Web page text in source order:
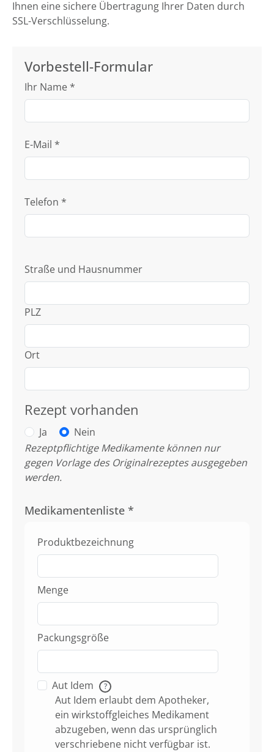
Ihnen eine sichere Übertragung Ihrer Daten durch
SSL-Verschlüsselung.
Vorbestell-Formular
Ihr Name *
E-Mail *
Telefon *
Straße und Hausnummer
PLZ
Ort
Rezept vorhanden
Ja
Nein
Rezeptpflichtige Medikamente können nur
gegen Vorlage des Originalrezeptes ausgegeben
werden.
Medikamentenliste *
Produktbezeichnung
Menge
Packungsgröße
Aut Idem ?
Aut Idem erlaubt dem Apotheker,
ein wirkstoffgleiches Medikament
abzugeben, wenn das ursprünglich
verschriebene nicht verfügbar ist.